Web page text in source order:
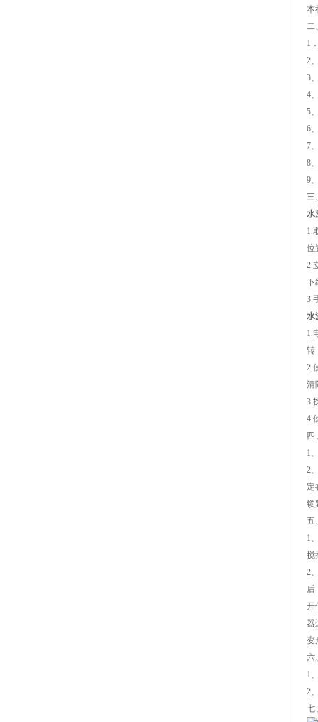
本
二
1
2
3
4
5
6
7
8
9
三
水
1.
位
2.
下
3.
水
1.
转
2.
清
3.
4.
四
1
2
定
锁
五
1
搅
2
后
开
器
变
六
1
2
七